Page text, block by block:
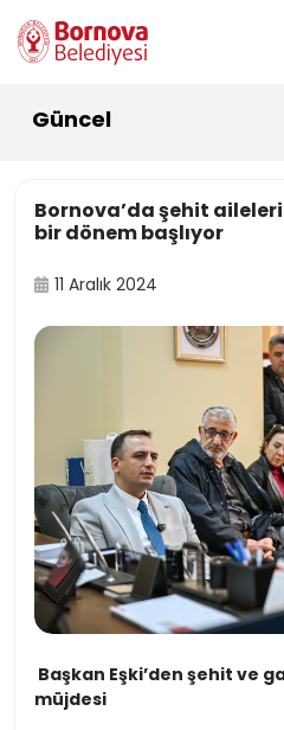
Güncel
Bornova’da şehit
bir dönem başlıyor
11 Aralık 2024
Başkan Eşki’den şehit ve
müjdesi